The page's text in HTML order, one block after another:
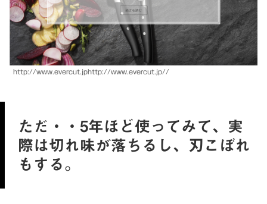
http://www.evercut.jphttp://www.evercut.jp//
ただ・・5年ほど使ってみて、実
際は切れ味が落ちるし、刃こぼれ
もする。